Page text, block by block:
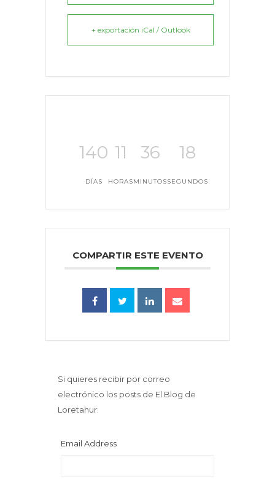
+ exportación iCal / Outlook
140
DÍAS
11
HORAS
36
MINUTOS
18
SEGUNDOS
COMPARTIR ESTE EVENTO
Si quieres recibir por correo
electrónico los posts de El Blog de
Loretahur:
Email Address